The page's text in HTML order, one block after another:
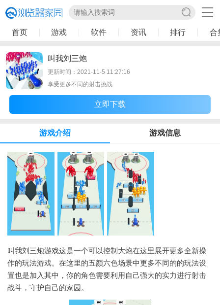
首页 游戏 软件 资讯 排行 合
叫我刘三炮
更新时间：2021-11-5 11:27:16
享受更多不同的射击挑战
立即下载
游戏介绍 游戏信息
叫我刘三炮游戏这是一个可以控制大炮在这里展开更多全新操
作的玩法游戏。在这里的五颜六色场景中更多不同的的玩法设
置也是加入其中，你的角色需要利用自己强大的实力进行射击
战斗，守护自己的家园。